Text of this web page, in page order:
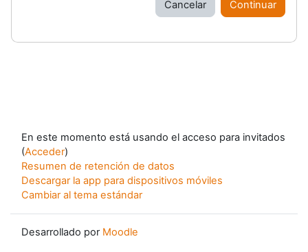
Cancelar Continuar
En este momento está usando el acceso para invitados
(Acceder)
Resumen de retención de datos
Descargar la app para dispositivos móviles
Cambiar al tema estándar
Desarrollado por Moodle